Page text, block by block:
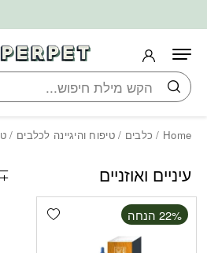
חיפוש
Home
/ כלבים /טיפוח והיגיינה לכלבים /
עיניים ואוזניים
Add wishlist ‫22% הנחה